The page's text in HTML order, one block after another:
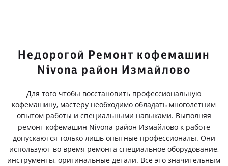
Недорогой Ремонт кофемашин
Nivona район Измайлово
Для того чтобы восстановить профессиональную
кофемашину, мастеру необходимо обладать многолетним
опытом работы и специальными навыками. Выполняя
ремонт кофемашин Nivona район Измайлово к работе
допускаются только лишь опытные профессионалы. Они
используют во время ремонта специальное оборудование,
инструменты, оригинальные детали. Все это значительным